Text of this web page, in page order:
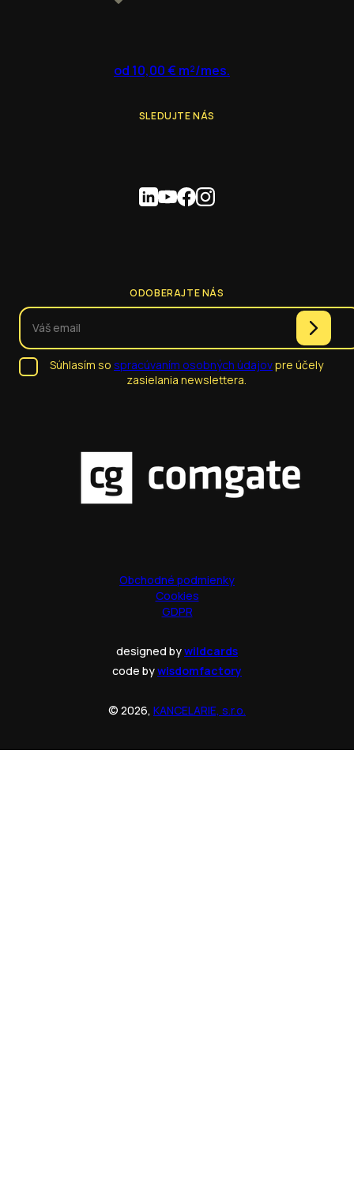
od 10,00 € m²/mes.
SLEDUJTE NÁS
ODOBERAJTE NÁS
Súhlasím so spracúvaním osobných údajovpre účely
zasielania newslettera.
Obchodné podmienky
Cookies
GDPR
designed bywildcards
code bywisdomfactory
© 2026, KANCELARIE, s.r.o.